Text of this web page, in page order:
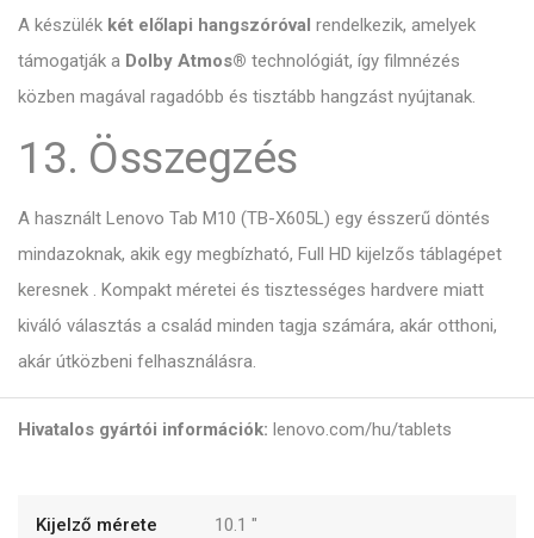
A készülék két előlapi hangszóróval rendelkezik, amelyek
támogatják a Dolby Atmos® technológiát, így filmnézés
közben magával ragadóbb és tisztább hangzást nyújtanak.
13. Összegzés
A használt Lenovo Tab M10 (TB-X605L) egy ésszerű döntés
mindazoknak, akik egy megbízható, Full HD kijelzős táblagépet
keresnek . Kompakt méretei és tisztességes hardvere miatt
kiváló választás a család minden tagja számára, akár otthoni,
akár útközbeni felhasználásra.
Hivatalos gyártói információk: lenovo.com/hu/tablets
Kijelző mérete 10.1 "